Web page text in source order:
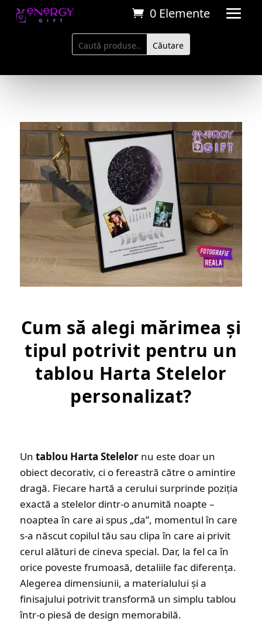
0 Elemente
Cum să alegi mărimea și
tipul potrivit pentru un
tablou Harta Stelelor
personalizat?
Un tablou Harta Stelelornu este doar un
obiect decorativ, ci o fereastră către o amintire
dragă. Fiecare hartă a cerului surprinde poziția
exactă a stelelor dintr-o anumită noapte –
noaptea în care ai spus „da”, momentul în care
s-a născut copilul tău sau clipa în care ai privit
cerul alături de cineva special. Dar, la fel ca în
orice poveste frumoasă, detaliile fac diferența.
Alegerea dimensiunii, a materialului și a
finisajului potrivit transformă un simplu tablou
într-o piesă de design memorabilă.